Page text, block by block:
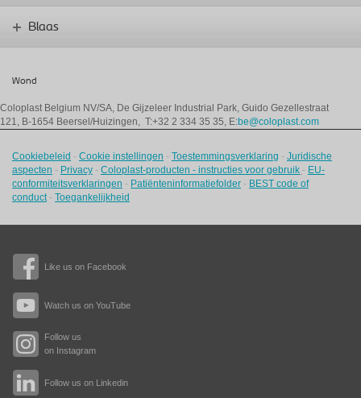
Like us on Facebook
Watch us on YouTube
Follow us
on Instagram
Follow us on Linkedin
Blaas
Wond
Coloplast Belgium NV/SA, De Gijzeleer Industrial Park, Guido Gezellestraat
121, B-1654 Beersel/Huizingen, T:+32 2 334 35 35, E:be@coloplast.com
Cookiebeleid - Cookie instellingen - Toestemmingsverklaring - Juridische
aspecten - Privacy - Coloplast-producten - instructies voor gebruik - EU-
conformiteitsverklaringen - Patiënteninformatiefolder - BEST code of
conduct- Toegankelijkheid